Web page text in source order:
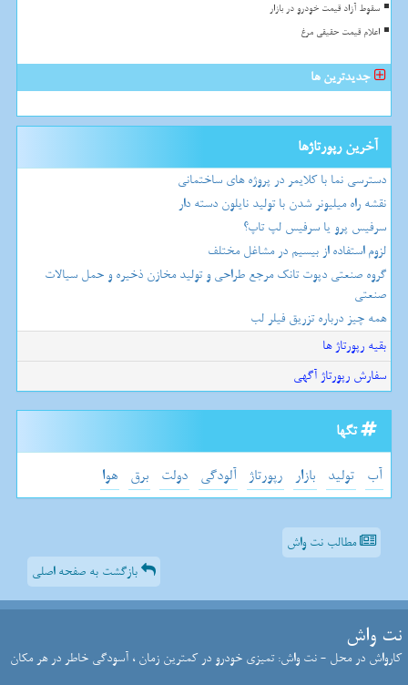
سقوط آزاد قیمت خودرو در بازار
اعلام قیمت حقیقی مرغ
جدیدترین ها
آخرین رپورتاژها
دسترسی نما با کلایمر در پروژه های ساختمانی
نقشه راه میلیونر شدن با تولید نایلون دسته دار
سرفیس پرو یا سرفیس لپ تاپ؟
لزوم استفاده از بیسیم در مشاغل مختلف
گروه صنعتی دپوت تانک مرجع طراحی و تولید مخازن ذخیره و حمل سیالات
صنعتی
همه چیز درباره تزریق فیلر لب
بقیه رپورتاژ ها
سفارش رپورتاژ آگهی
تگها
آب تولید بازار رپورتاژ آلودگی دولت برق هوا
مطالب نت واش
بازگشت به صفحه اصلی
نت واش
کارواش در محل - نت واش: تمیزی خودرو در کمترین زمان ، آسودگی خاطر در هر مکان